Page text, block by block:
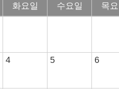
화요일 수요일 목
4 5 6